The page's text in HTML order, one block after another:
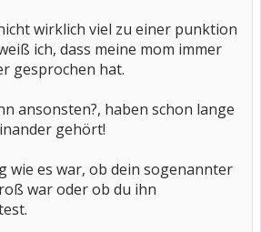
wirklich viel zu einer punktion
ich, dass meine mom immer
gesprochen hat.
ansonsten?, haben schon lange
gehört!
wie es war, ob dein sogenannter
war oder ob du ihn